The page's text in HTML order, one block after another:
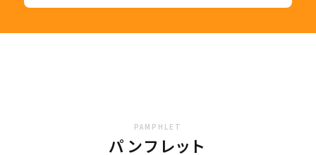
PAMPHLET
パンフレット